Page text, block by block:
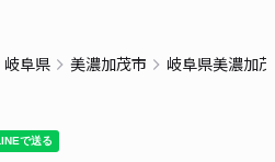
岐阜県 美濃加茂市 岐阜県美濃加